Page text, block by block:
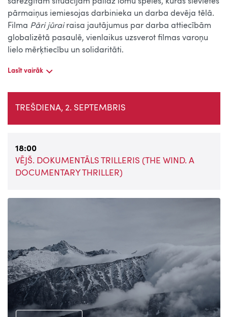
pārmaiņus iemiesojas darbinieka un darba devēja tēlā.
Filma Pāri jūrairaisa jautājumus par darba attiecībām
globalizētā pasaulē, vienlaikus uzsverot filmas varoņu
lielo mērķtiecību un solidaritāti.
Lasīt vairāk
TREŠDIENA, 2. SEPTEMBRIS
18:00
VĒJŠ. DOKUMENTĀLS TRILLERIS (THE WIND. A
DOCUMENTARY THRILLER)